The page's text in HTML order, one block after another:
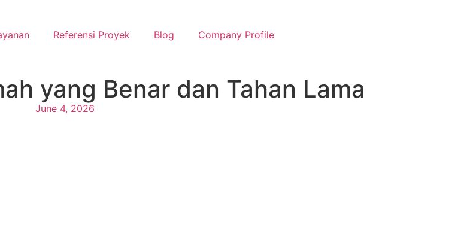
Referensi Proyek Blog Company Profile
yang Benar dan Tahan Lama
June 4, 2026